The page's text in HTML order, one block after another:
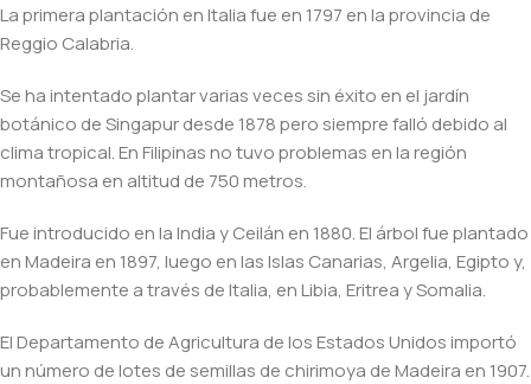
La primera plantación en Italia fue en 1797 en la provincia de
Reggio Calabria.
Se ha intentado plantar varias veces sin éxito en el jardín
botánico de Singapur desde 1878 pero siempre falló debido al
clima tropical. En Filipinas no tuvo problemas en la región
montañosa en altitud de 750 metros.
Fue introducido en la India y Ceilán en 1880. El árbol fue plantado
en Madeira en 1897, luego en las Islas Canarias, Argelia, Egipto y,
probablemente a través de Italia, en Libia, Eritrea y Somalia.
El Departamento de Agricultura de los Estados Unidos importó
un número de lotes de semillas de chirimoya de Madeira en 1907.